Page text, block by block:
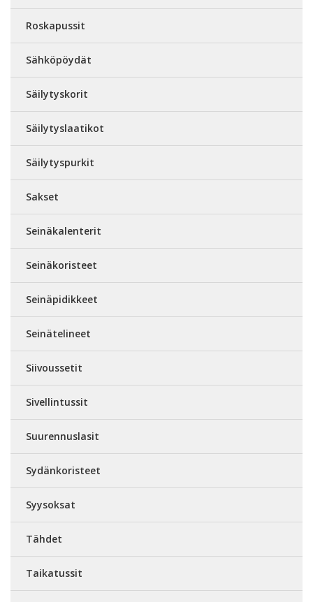
Roskapussit
Sähköpöydät
Säilytyskorit
Säilytyslaatikot
Säilytyspurkit
Sakset
Seinäkalenterit
Seinäkoristeet
Seinäpidikkeet
Seinätelineet
Siivoussetit
Sivellintussit
Suurennuslasit
Sydänkoristeet
Syysoksat
Tähdet
Taikatussit